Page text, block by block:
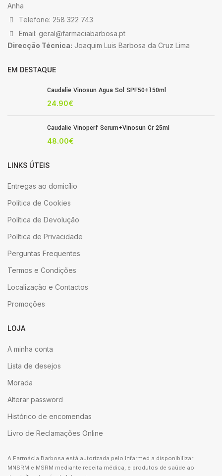
Anha
Telefone: 258 322 743
Email: geral@farmaciabarbosa.pt
Direcção Técnica: Joaquim Luis Barbosa da Cruz Lima
EM DESTAQUE
Caudalie Vinosun Agua Sol SPF50+150ml
24.90€
Caudalie Vinoperf Serum+Vinosun Cr 25ml
48.00€
LINKS ÚTEIS
Entregas ao domicílio
Política de Cookies
Política de Devolução
Política de Privacidade
Perguntas Frequentes
Termos e Condições
Localização e Contactos
Promoções
LOJA
A minha conta
Lista de desejos
Morada
Alterar password
Histórico de encomendas
Livro de Reclamações Online
A Farmácia Barbosa está autorizada pelo Infarmed a disponibilizar
MNSRM e MSRM mediante receita médica, e produtos de saúde ao